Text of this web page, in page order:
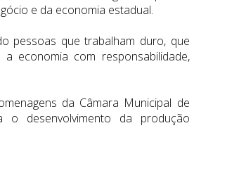
e da economia estadual.
pessoas que trabalham duro, que
economia com responsabilidade,
da Câmara Municipal de
o desenvolvimento da produção